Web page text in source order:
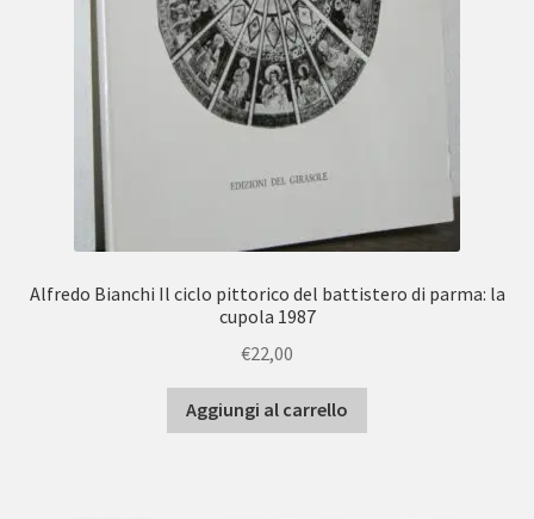
Alfredo Bianchi Il ciclo pittorico del battistero di parma: la
cupola 1987
€22,00
Aggiungi al carrello